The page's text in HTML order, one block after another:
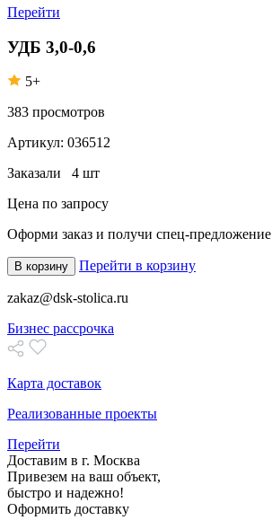
Перейти
УДБ 3,0-0,6
5+
383 просмотров
Артикул: 036512
Заказали 4 шт
Цена по запросу
Оформи заказ и получи спец-предложение
В корзину Перейти в корзину
zakaz@dsk-stolica.ru
Бизнес рассрочка
Карта доставок
Реализованные проекты
Перейти
Доставим в г. Москва
Привезем на ваш объект,
быстро и надежно!
Оформить доставку